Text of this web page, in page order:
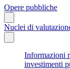
Opere pubbliche
Nuclei di
Informazioni
investimenti